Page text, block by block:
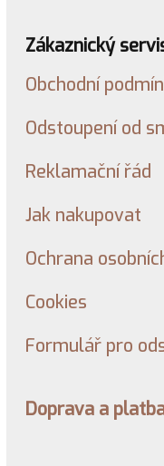
Zákaznický
Obchodní
Odstoupení od
Reklamační řád
Jak nakupovat
Ochrana
Cookies
Formulář pro
Doprava a